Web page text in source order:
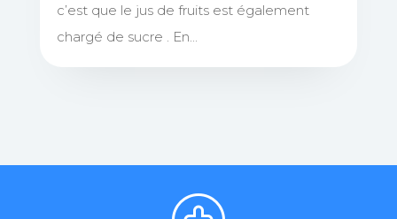
c’est que le jus de fruits est également
chargé de sucre . En...